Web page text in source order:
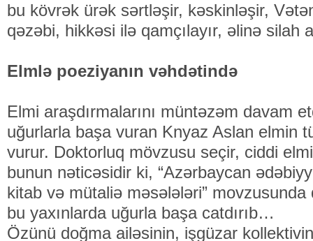
bu kövrək ürək sərtləşir, kəskinləşir,
qəzəbi, hikkəsi ilə qamçılayır, əlinə silah
Elmlə poeziyanın vəhdətində
Elmi araşdırmalarını müntəzəm davam
uğurlarla başa vuran Knyaz Aslan elmin
vurur. Doktorluq mövzusu seçir, ciddi
bunun nəticəsidir ki, “Azərbaycan
kitab və mütaliə məsələləri” movzusunda
bu yaxınlarda uğurla başa catdırıb…
Özünü doğma ailəsinin, işgüzar